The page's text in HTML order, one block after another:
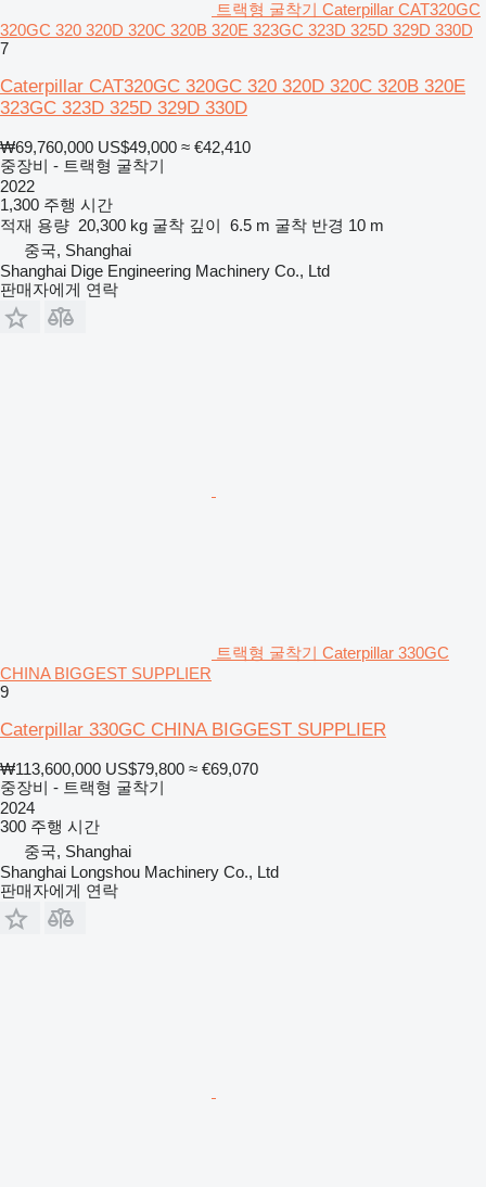
트랙형 굴착기 Caterpillar CAT320GC
320GC 320 320D 320C 320B 320E 323GC 323D 325D 329D 330D
7
Caterpillar CAT320GC 320GC 320 320D 320C 320B 320E
323GC 323D 325D 329D 330D
₩69,760,000 US$49,000 ≈ €42,410
중장비 - 트랙형 굴착기
2022
1,300 주행 시간
적재 용량 20,300 kg 굴착 깊이 6.5 m 굴착 반경 10 m
중국, Shanghai
Shanghai Dige Engineering Machinery Co., Ltd
판매자에게 연락
트랙형 굴착기 Caterpillar 330GC
CHINA BIGGEST SUPPLIER
9
Caterpillar 330GC CHINA BIGGEST SUPPLIER
₩113,600,000 US$79,800 ≈ €69,070
중장비 - 트랙형 굴착기
2024
300 주행 시간
중국, Shanghai
Shanghai Longshou Machinery Co., Ltd
판매자에게 연락